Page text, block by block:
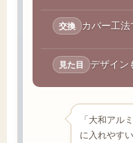
交換 カバー工
見た目 デザイン
「大和アル
に入れやす